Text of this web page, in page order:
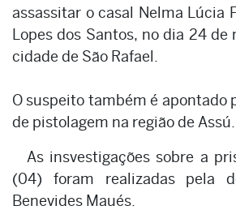
assassitar o casal Nelma Lúcia
Lopes dos Santos, no dia 24 de
cidade de São Rafael.
O suspeito também é apontado
de pistolagem na região de Assú.
As insvestigações sobre a
(04) foram realizadas pela
Benevides Maués.